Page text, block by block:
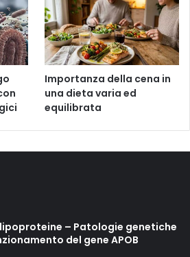
Importanza della cena in
una dieta varia ed
equilibrata
– Patologie genetiche
del gene APOB